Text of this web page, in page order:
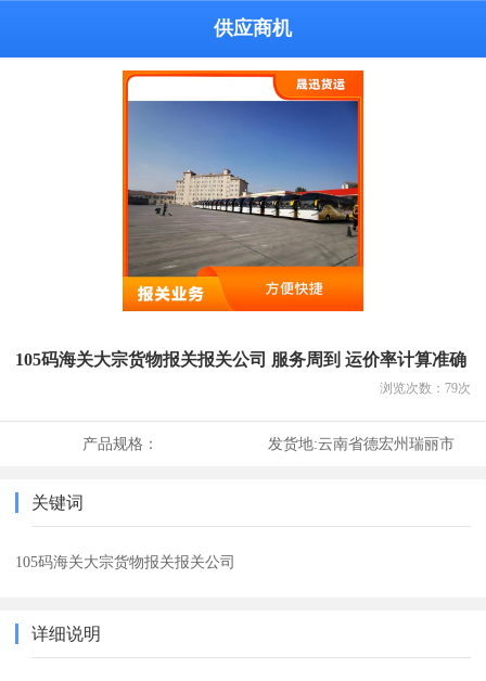
供应商机
105码海关大宗货物报关报关公司 服务周到 运价率计算准确
浏览次数： 79次
产品规格： 发货地:云南省德宏州瑞丽市
关键词
105码海关大宗货物报关报关公司
详细说明